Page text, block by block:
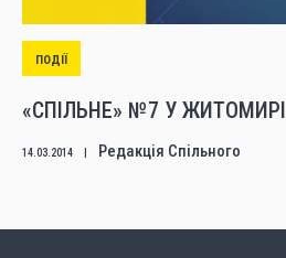
ПОДІЇ
«СПІЛЬНЕ» №7 У ЖИТОМИРІ
14.03.2014 Редакція Спільного